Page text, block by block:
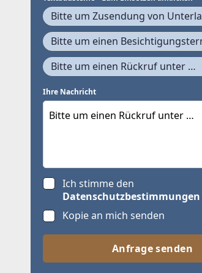
Bitte um Zusendung von
Bitte um einen
Bitte um einen Rückruf unter …
Ihre Nachricht
Ich stimme den
Datenschutzbestimmungen
Kopie an mich senden
Anfrage senden